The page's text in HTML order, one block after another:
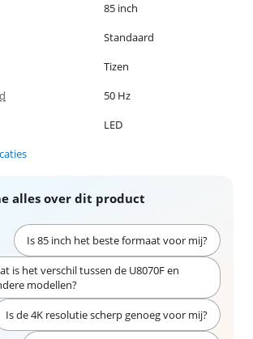
85 inch
Standaard
Tizen
50 Hz
LED
alles over dit product
Is 85 inch het beste formaat voor mij?
is het verschil tussen de U8070F en
modellen?
Is de 4K resolutie scherp genoeg voor mij?